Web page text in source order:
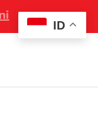
ID